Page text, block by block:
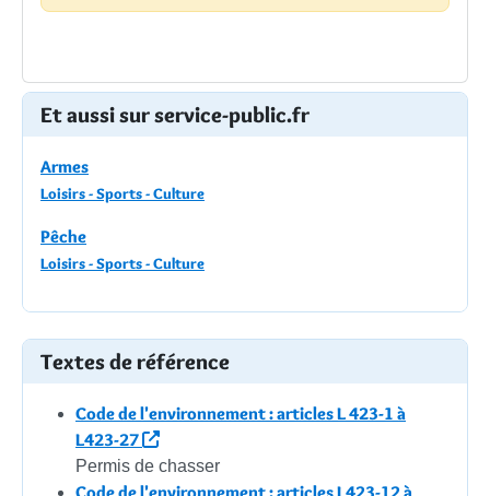
Et aussi sur service-public.fr
Armes
Loisirs - Sports - Culture
Pêche
Loisirs - Sports - Culture
Textes de référence
Code de l'environnement : articles L 423-1 à
L423-27
Permis de chasser